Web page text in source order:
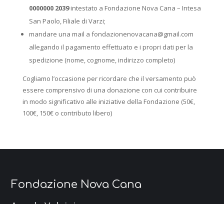
0000000 2039intestato a Fondazione Nova Cana – Intesa
San Paolo, Filiale di Varzi;
mandare una mail a fondazionenovacana@gmail.com
allegando il pagamento effettuato e i propri dati per la
spedizione (nome, cognome, indirizzo completo)
Cogliamo l’occasione per ricordare che il versamento può
essere comprensivo di una donazione con cui contribuire
in modo significativo alle iniziative della Fondazione (50€,
100€, 150€ o contributo libero)
Fondazione Nova Cana